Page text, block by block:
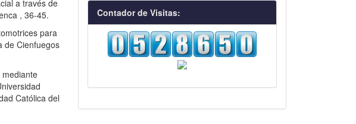
a través de
, 36-45.
para
de Cienfuegos
Católica del
visitas
Contador de Visitas: